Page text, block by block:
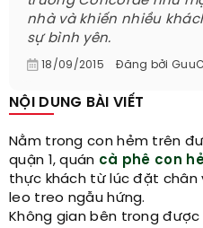
nhà và khiến nhiều
sự bình yên.
18/09/2015 Đăng bởi
NỘI DUNG BÀI VIẾT
Nằm trong con hẻm trên
quận 1, quán cà phê con
thực khách từ lúc đặt chân
leo treo ngẫu hứng.
Không gian bên trong